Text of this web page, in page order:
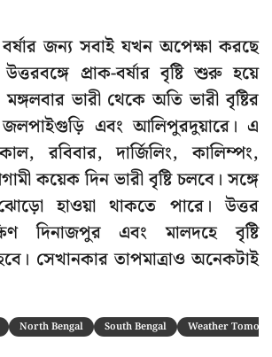
জন্য সবাই যখন অপেক্ষা করছে
প্রাক-বর্ষার বৃষ্টি শুরু হয়ে
ভারী থেকে অতি ভারী বৃষ্টির
জলপাইগুড়ি এবং আলিপুরদুয়ারে। এ
রবিবার, দার্জিলিং, কালিম্পং,
কয়েক দিন ভারী বৃষ্টি চলবে। সঙ্গে
হাওয়া থাকতে পারে। উত্তর
দিনাজপুর এবং মালদহে বৃষ্টি
সেখানকার তাপমাত্রাও অনেকটাই
North Bengal South Bengal Weather